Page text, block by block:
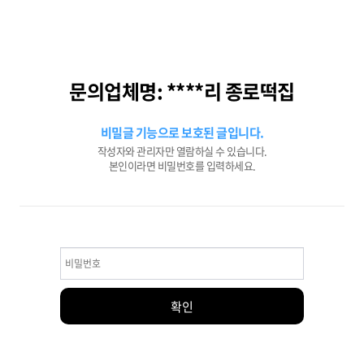
문의업체명: ****리 종로떡집
비밀글 기능으로 보호된 글입니다.
작성자와 관리자만 열람하실 수 있습니다.
본인이라면 비밀번호를 입력하세요.